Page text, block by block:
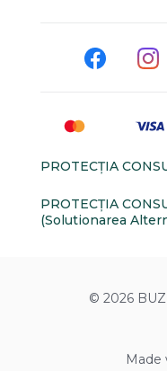
PROTECŢIA
PROTECŢIA
(Solutionarea
© 2026
Made